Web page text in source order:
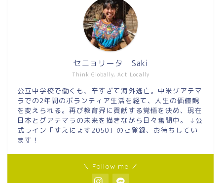
Think Globally, Act Locally
セニョリータ Saki
公立中学校で働くも、辛すぎて海外逃亡。中米グアテマ
ラでの2年間のボランティア生活を経て、人生の価値観
を変えられる。再び教育界に貢献する覚悟を決め、現在
日本とグアテマラの未来を描きながら日々奮闘中。 ↓公
式ライン「すえにょす2050」のご登録、お待ちしてい
ます！
＼ Follow me ／